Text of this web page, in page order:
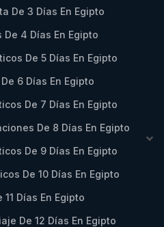
De 3 Días En Egipto
De 4 Días En Egipto
De 5 Días En Egipto
6 Días En Egipto
De 7 Días En Egipto
De 8 Días En Egipto
De 9 Días En Egipto
De 10 Días En Egipto
11 Días En Egipto
De 12 Días En Egipto